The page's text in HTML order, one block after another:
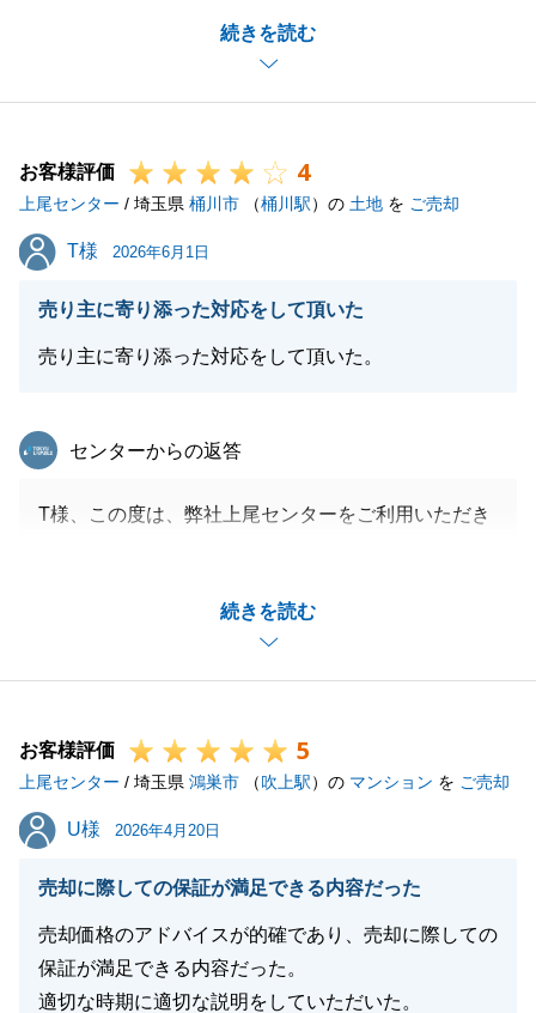
続きを読む
無事にご成約できましたこと心よりお祝い申し上げま
すとともに、M様の大切な不動産のお取引をサポート
させていただけたこと、大変嬉しく思います。
お付き合いさせていただけましたら幸いです。
引き続き、よろしくお願いいたします。
閉じる
お客様評価 4
上尾センター / 埼玉県 桶川市 （桶川駅）の 土地 を ご売却
T様
T様 2026年6月1日
売り主に寄り添った対応をして頂いた
売り主に寄り添った対応をして頂いた。
続きを読む
東急リバブル
センターからの返答
T様、この度は、弊社上尾センターをご利用いただき
また不動産に関することで何かございましたら、お気
軽にお申し付けいただければと存じます。
お客様評価 5
上尾センター / 埼玉県 鴻巣市 （吹上駅）の マンション を ご売却
U様
U様 2026年4月20日
売却に際しての保証が満足できる内容だった
売却価格のアドバイスが的確であり、売却に際しての
保証が満足できる内容だった。
適切な時期に適切な説明をしていただいた。